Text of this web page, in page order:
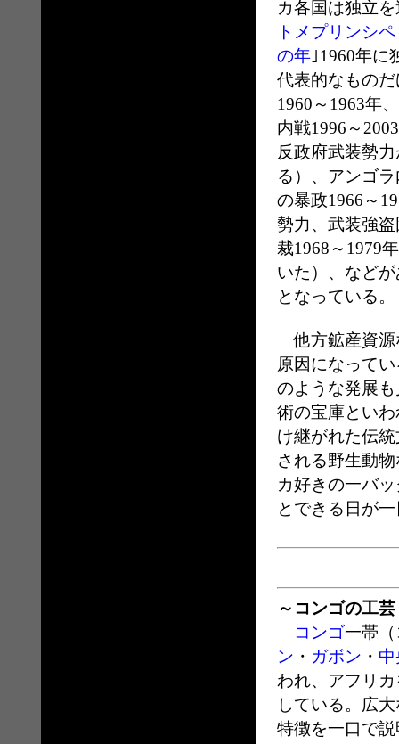
カ各国は独立
トメプリンシペ
の年｣1960年に
代表的なもの
1960～1963年
内戦1996～
反政府武装勢
る）、アンゴ
の暴政1966～
勢力、武装強
裁1968～1979
いた）、など
となっている。
他方鉱産資源
原因になって
のような発展
術の宝庫とい
け継がれた伝
される野生動
カ好きの一バ
とできる日が
～コンゴの工
コンゴ一帯
ン ・ ガボン ・
われ、アフリ
している。広
特徴を一口で